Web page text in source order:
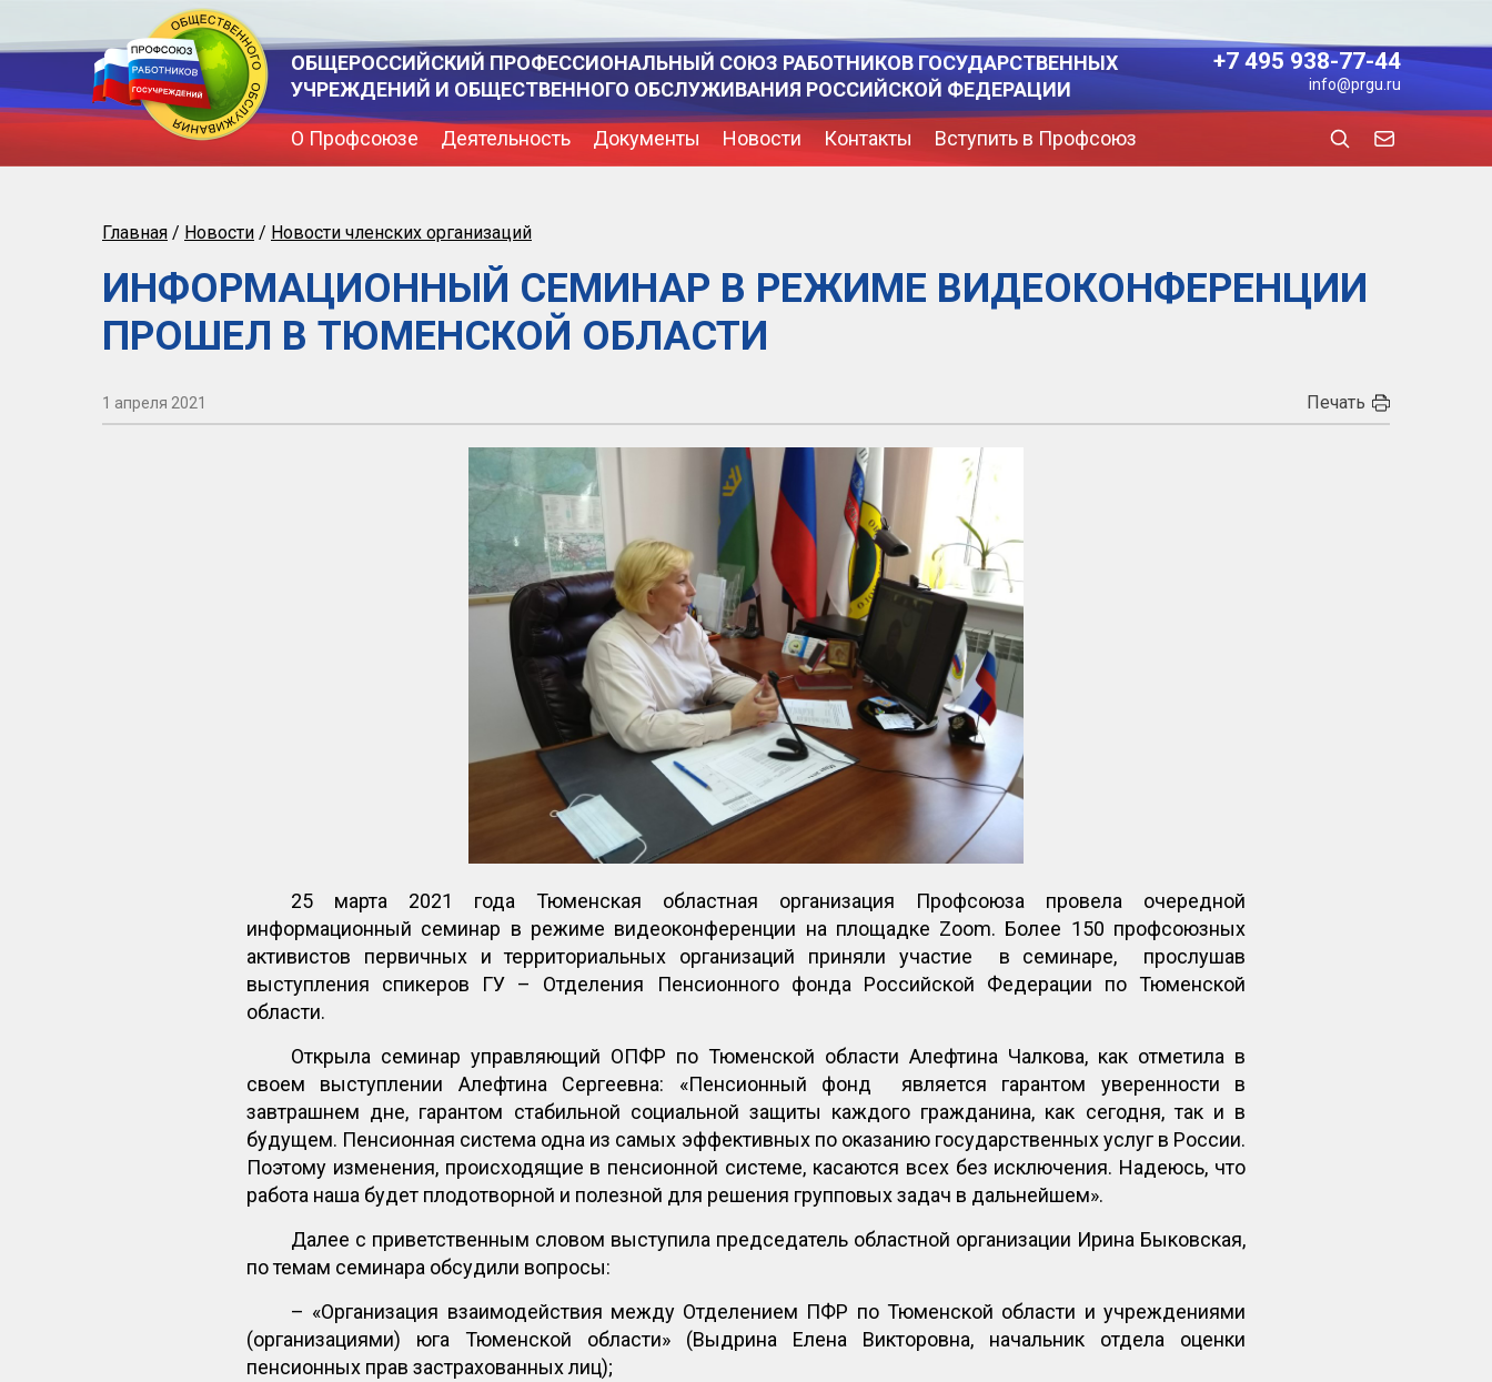
ОБЩЕРОССИЙСКИЙ ПРОФЕССИОНАЛЬНЫЙ СОЮЗ РАБОТНИКОВ ГОСУДАРСТВЕННЫХ
УЧРЕЖДЕНИЙ И ОБЩЕСТВЕННОГО ОБСЛУЖИВАНИЯ РОССИЙСКОЙ ФЕДЕРАЦИИ
+7 495 938-77-44
info@prgu.ru
О Профсоюзе Деятельность Документы Новости Контакты Вступить в Профсоюз
Главная / Новости / Новости членских организаций
ИНФОРМАЦИОННЫЙ СЕМИНАР В РЕЖИМЕ ВИДЕОКОНФЕРЕНЦИИ
ПРОШЕЛ В ТЮМЕНСКОЙ ОБЛАСТИ
1 апреля 2021 Печать
25 марта 2021 года Тюменская областная организация Профсоюза провела очередной
информационный семинар в режиме видеоконференции на площадке Zoom. Более 150 профсоюзных
активистов первичных и территориальных организаций приняли участие в семинаре, прослушав
выступления спикеров ГУ – Отделения Пенсионного фонда Российской Федерации по Тюменской
области.
Открыла семинар управляющий ОПФР по Тюменской области Алефтина Чалкова, как отметила в
своем выступлении Алефтина Сергеевна: «Пенсионный фонд является гарантом уверенности в
завтрашнем дне, гарантом стабильной социальной защиты каждого гражданина, как сегодня, так и в
будущем. Пенсионная система одна из самых эффективных по оказанию государственных услуг в России.
Поэтому изменения, происходящие в пенсионной системе, касаются всех без исключения. Надеюсь, что
работа наша будет плодотворной и полезной для решения групповых задач в дальнейшем».
Далее с приветственным словом выступила председатель областной организации Ирина Быковская,
по темам семинара обсудили вопросы:
– «Организация взаимодействия между Отделением ПФР по Тюменской области и учреждениями
(организациями) юга Тюменской области» (Выдрина Елена Викторовна, начальник отдела оценки
пенсионных прав застрахованных лиц);